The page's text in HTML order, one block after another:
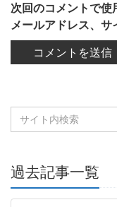
次回のコメントで使
メールアドレス、サ
過去記事一覧